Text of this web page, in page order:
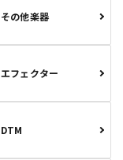
その他楽器
エフェクター
DTM